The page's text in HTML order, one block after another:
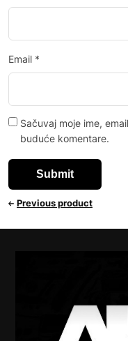
Email *
Sačuvaj moje ime,
buduće komentare.
Previous product